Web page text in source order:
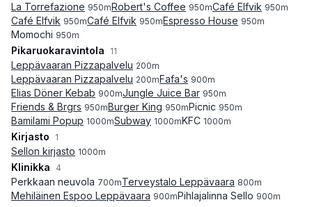
La Torrefazione 950mRobert's Coffee 950mCafé Elfvik 950m
Café Elfvik 950mCafé Elfvik 950mEspresso House 950m
Momochi 950m
Pikaruokaravintola 11
Leppävaaran Pizzapalvelu 200m
Leppävaaran Pizzapalvelu 200mFafa's 900m
Elias Döner Kebab 900mJungle Juice Bar 950m
Friends & Brgrs 950mBurger King 950mPicnic 950m
Bamilami Popup 1000mSubway 1000mKFC 1000m
Kirjasto 1
Sellon kirjasto 1000m
Klinikka 4
Perkkaan neuvola 700mTerveystalo Leppävaara 800m
Mehiläinen Espoo Leppävaara 900mPihlajalinna Sello 900m